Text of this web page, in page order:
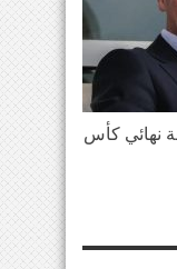
نهائي كأس